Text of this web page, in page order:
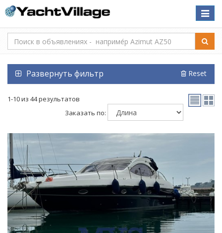
Toggle
Развернуть фильтр Reset
1-10 из 44 результатов
Заказать по: